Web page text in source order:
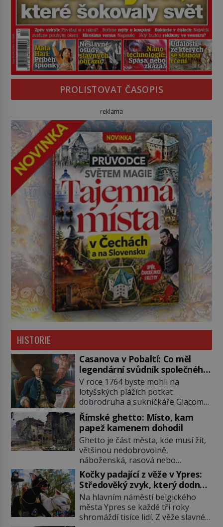
PROLISTOVAT ČASOPIS
reklama
HISTORIE
Casanova v Pobaltí: Co měl
legendární svůdník společného
se svobodnými zednáři?
V roce 1764 byste mohli na
lotyšských plážích potkat
dobrodruha a sukničkáře Giacoma
Casanovu. Jeho cesta k Baltskému
moři však nebyla turistickým
výletem, ale ryze pracovní cestou
se zištnými úmysly. Jaký cíl
Casanova sledoval, když se
například procházel uličkami
lotyšské Rigy? Casanova v Pobaltí
kontaktoval tamní zednářské lóže.
Nebyl v této oblasti žádným
nováčkem, protože do zednářské
[…]
Římské ghetto: Místo, kam
papež kamenem dohodil
Ghetto je část města, kde musí žít,
většinou nedobrovolně,
náboženská, rasová nebo
národnostní menšina obyvatel.
Bohaté historické zkušenosti mají s
takovým životem Židé. Už od
středověku jsou totiž v každou
chvíli nuceni v nějakém žít. Mezi ty
nejslavnější patří i římské ghetto
Kočky padající z věže v Ypres:
Středověký zvyk, který dodnes
budí rozpaky
Na hlavním náměstí belgického
města Ypres se každé tři roky
shromáždí tisíce lidí. Z věže slavné